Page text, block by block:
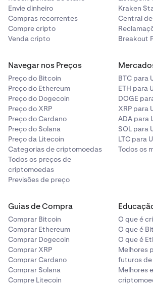
Envie dinheiro
Compras recorrentes
Compre cripto
Venda cripto
Kraken
Central
Breakout
Navegar nos Preços
Preço do Bitcoin
Preço do Ethereum
Preço do Dogecoin
Preço do XRP
Preço do Cardano
Preço do Solana
Preço da Litecoin
Categorias de criptomoedas
Todos os preços de
criptomoedas
Previsões de preço
BTC para
ETH para
DOGE
XRP para
ADA para
SOL para
LTC para
Todos os
Guias de Compra
Comprar Bitcoin
Comprar Ethereum
Comprar Dogecoin
Comprar XRP
Comprar Cardano
Comprar Solana
Compre Litecoin
O que é
O que é
O que é
Melhores
futuros
Melhores